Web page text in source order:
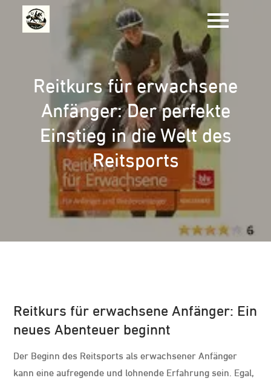
Reitkurs für erwachsene
Anfänger: Der perfekte
Einstieg in die Welt des
Reitsports
Reitkurs für erwachsene Anfänger: Ein
neues Abenteuer beginnt
Der Beginn des Reitsports als erwachsener Anfänger
kann eine aufregende und lohnende Erfahrung sein. Egal,